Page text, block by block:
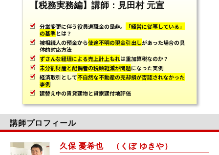
【税務実務編】講師：見田村 元宣
分掌変更に伴う役員退職金の是非。
「経営に従事している」
の基準とは？
被相続人の預金から使途不明の現金引出しがあった場合の具
体的対応方法
ずさんな経理による売上計上もれは重加算税なのか？
未分割財産と配偶者の税額軽減が問題になった実例
経済取引として不自然な不動産の売却損が否認されなかった
事例
建替え中の賃貸建物と貸家建付地評価
講師プロフィール
久保 憂希也 （くぼ ゆきや）